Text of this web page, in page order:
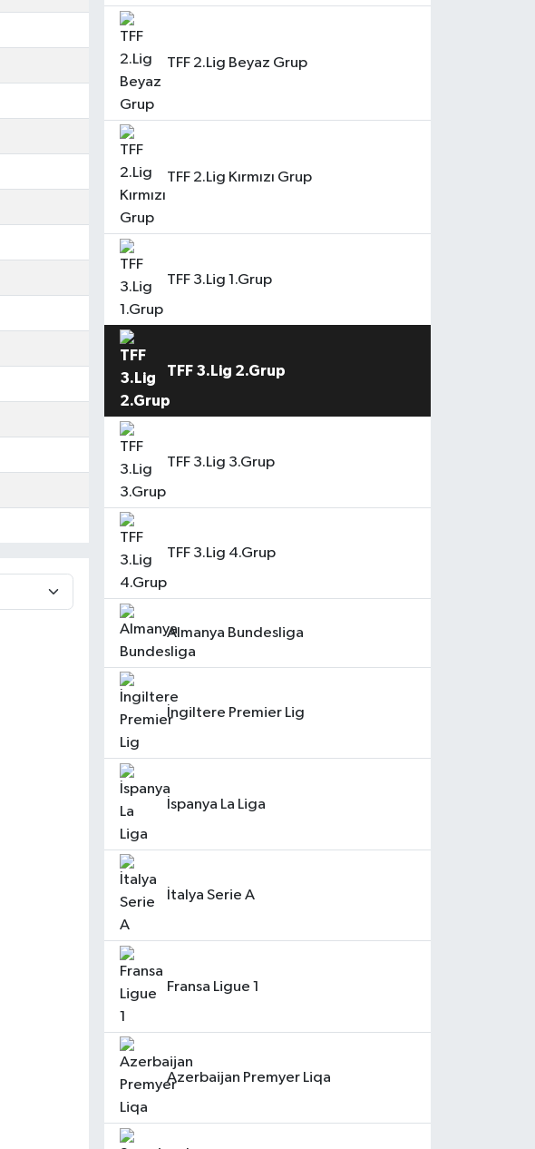
TFF 2.Lig Beyaz Grup
TFF 2.Lig Kırmızı Grup
TFF 3.Lig 1.Grup
TFF 3.Lig 2.Grup
TFF 3.Lig 3.Grup
TFF 3.Lig 4.Grup
Almanya Bundesliga
İngiltere Premier Lig
İspanya La Liga
İtalya Serie A
Fransa Ligue 1
Azerbaijan Premyer Liqa